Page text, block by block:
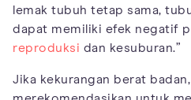
lemak tubuh tetap sama,
dapat memiliki efek negatif
reproduksi dan kesuburan.”
Jika kekurangan berat